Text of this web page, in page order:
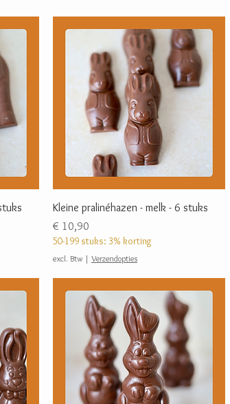
Kleine pralinéhazen - melk - 6 stuks
Prijs
€ 10,90
50-199 stuks: 3% korting
excl. Btw | Verzendopties